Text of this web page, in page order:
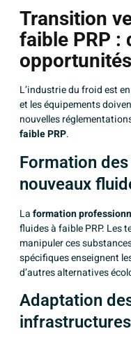
Transition
faible PRP :
opportunités
L’industrie du froid est
et les équipements
nouvelles
faible PRP.
Formation
nouveaux
Laformation
fluides à faible PRP. Les
manipuler ces
spécifiques enseignent
d’autres alternatives
Adaptation
infrastructures